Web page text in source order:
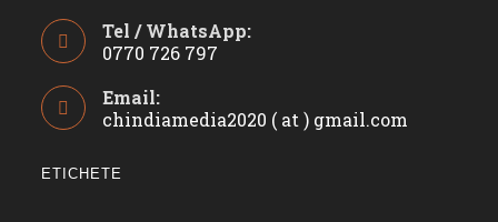
Tel / WhatsApp:
0770 726 797
in
your
Email:
chindiamedia2020 ( at ) gmail.com
ETICHETE